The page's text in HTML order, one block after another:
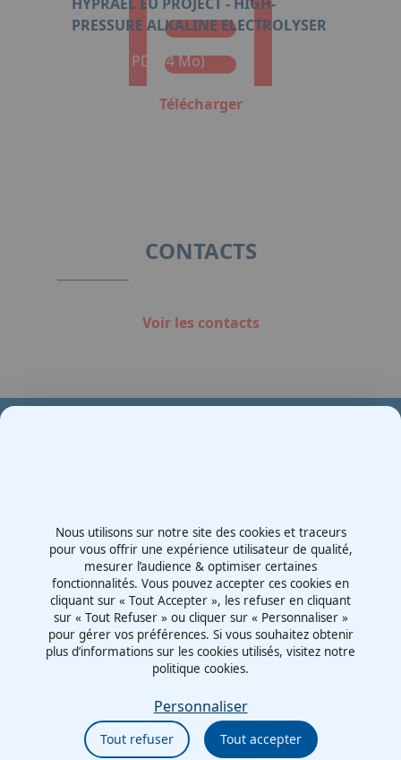
PRESSURE ALKALINE ELECTROLYSER
Format : PDF (4 Mo)
Télécharger
CONTACTS
Voir les contacts
Contactez-nous
Route d'Irigny, Z.I. Nord
69530 - Brignais
France
Politiques de confidentialité
Nous utilisons sur notre site des cookies et traceurs
pour vous offrir une expérience utilisateur de qualité,
mesurer l’audience & optimiser certaines
fonctionnalités. Vous pouvez accepter ces cookies en
cliquant sur « Tout Accepter », les refuser en cliquant
sur « Tout Refuser » ou cliquer sur « Personnaliser »
pour gérer vos préférences. Si vous souhaitez obtenir
plus d’informations sur les cookies utilisés, visitez notre
politique cookies.
Tout accepter
Tout refuser
Personnaliser